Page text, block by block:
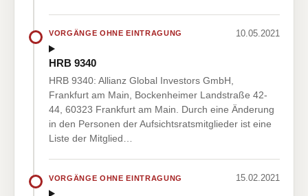
VORGÄNGE OHNE EINTRAGUNG 10.05.2021
HRB 9340
HRB 9340: Allianz Global Investors GmbH,
Frankfurt am Main, Bockenheimer Landstraße 42-
44, 60323 Frankfurt am Main. Durch eine Änderung
in den Personen der Aufsichtsratsmitglieder ist eine
Liste der Mitglied…
VORGÄNGE OHNE EINTRAGUNG 15.02.2021